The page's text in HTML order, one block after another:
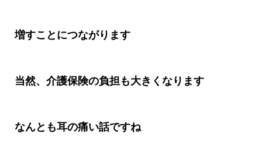
増すことにつながります
当然、介護保険の負担も大きくなります
なんとも耳の痛い話ですね